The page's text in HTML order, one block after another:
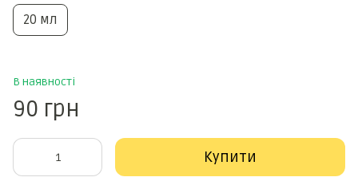
20 мл
В наявності
90 грн
Купити